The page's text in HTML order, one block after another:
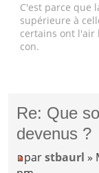
C'est parce que
supérieure à
certains ont
con.
Re: Que
devenus ?
parstbaurl »